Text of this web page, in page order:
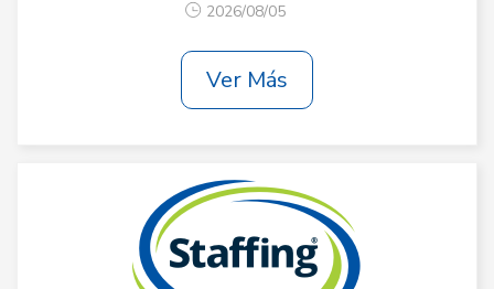
2026/08/05
Ver Más